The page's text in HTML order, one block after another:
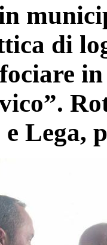
di
Lega,